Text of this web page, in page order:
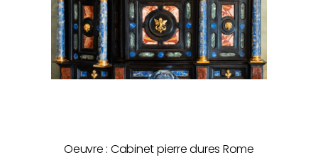
Oeuvre : Cabinet pierre dures Rome